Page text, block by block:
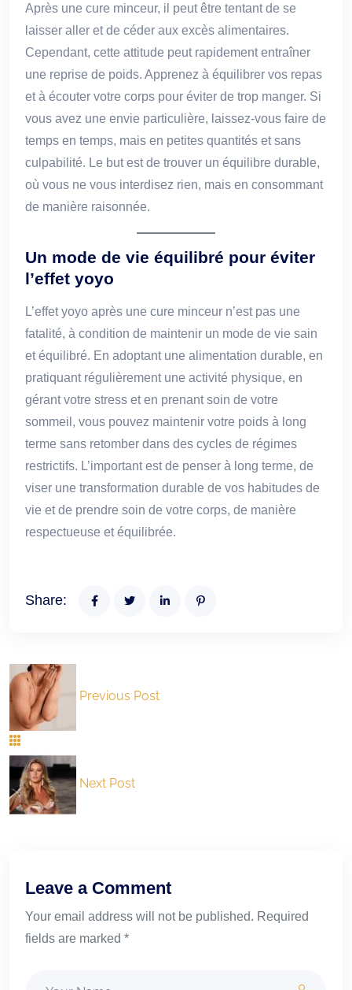
Après une cure minceur, il peut être tentant de se
laisser aller et de céder aux excès alimentaires.
Cependant, cette attitude peut rapidement entraîner
une reprise de poids. Apprenez à équilibrer vos repas
et à écouter votre corps pour éviter de trop manger. Si
vous avez une envie particulière, laissez-vous faire de
temps en temps, mais en petites quantités et sans
culpabilité. Le but est de trouver un équilibre durable,
où vous ne vous interdisez rien, mais en consommant
de manière raisonnée.
Un mode de vie équilibré pour éviter
l’effet yoyo
L’effet yoyo après une cure minceur n’est pas une
fatalité, à condition de maintenir un mode de vie sain
et équilibré. En adoptant une alimentation durable, en
pratiquant régulièrement une activité physique, en
gérant votre stress et en prenant soin de votre
sommeil, vous pouvez maintenir votre poids à long
terme sans retomber dans des cycles de régimes
restrictifs. L’important est de penser à long terme, de
viser une transformation durable de vos habitudes de
vie et de prendre soin de votre corps, de manière
respectueuse et équilibrée.
Share:
Previous Post
Next Post
Leave a Comment
Your email address will not be published. Required
fields are marked *